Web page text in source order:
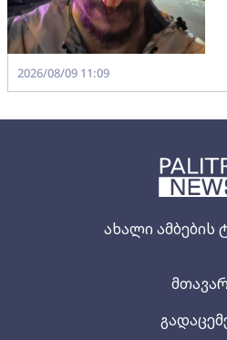
ახალი ამბების
2026/08/09 11:09